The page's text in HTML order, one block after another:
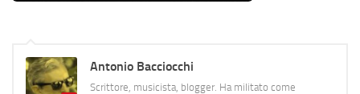
Antonio Bacciocchi
Scrittore, musicista, blogger. Ha militato come